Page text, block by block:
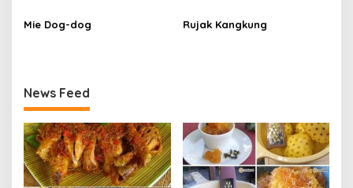
s
Mie Dog-dog Rujak Kangkung
News Feed